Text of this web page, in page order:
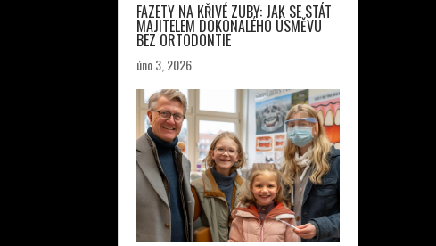
FAZETY NA KŘIVÉ ZUBY: JAK SE STÁT
MAJITELEM DOKONALÉHO ÚSMĚVU
BEZ ORTODONTIE
úno 3, 2026